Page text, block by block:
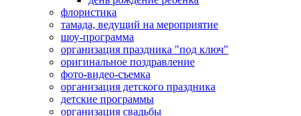
флористика
тамада, ведущий на мероприятие
шоу-программа
организация праздника "под ключ"
оригинальное поздравление
фото-видео-съемка
организация детского праздника
детские программы
организация свадьбы